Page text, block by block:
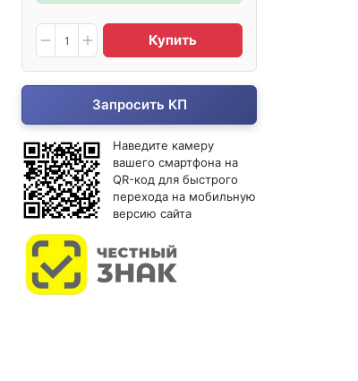
Купить
Запросить КП
Наведите камеру
вашего смартфона на
QR-код для быстрого
перехода на мобильную
версию сайта